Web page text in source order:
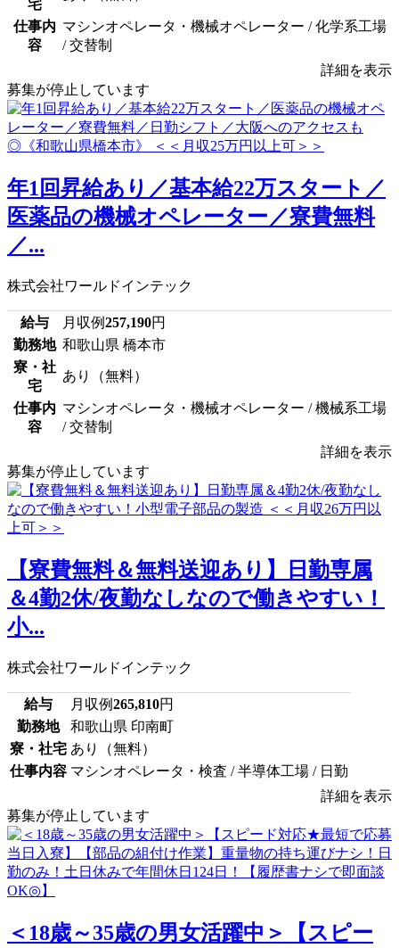
宅
仕事内
容
マシンオペレータ・機械オペレーター / 化学系工場
/ 交替制
詳細を表示
募集が停止しています
年1回昇給あり／基本給22万スタート／
医薬品の機械オペレーター／寮費無料
／...
株式会社ワールドインテック
給与 月収例257,190円
勤務地 和歌山県 橋本市
寮・社
宅
あり（無料）
仕事内
容
マシンオペレータ・機械オペレーター / 機械系工場
/ 交替制
詳細を表示
募集が停止しています
【寮費無料＆無料送迎あり】日勤専属
＆4勤2休/夜勤なしなので働きやすい！
小...
株式会社ワールドインテック
給与 月収例265,810円
勤務地
和歌山県 印南町
寮・社宅 あり（無料）
仕事内容 マシンオペレータ・検査 / 半導体工場 / 日勤
詳細を表示
募集が停止しています
＜18歳～35歳の男女活躍中＞【スピー